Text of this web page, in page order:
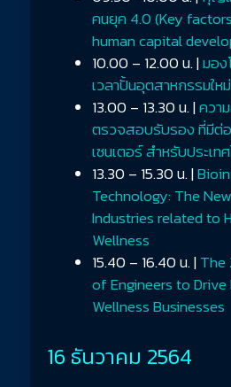
คนยุค 4.0 (Key
human capital
10.00 – 12.00 น. |มอ
เวลาปั้นอุตสาหกรรมให
13.00 – 13.30 น. |ควา
ตรวจสอบรับรอง ที่มีต่
เซนเตอร์ สำหรับประเท
13.30 – 15.30 น. |
Technology: The
Industries related to
Wellness
15.40 – 16.40 น. |The
of Engineers to Drive
Wellness Businesses
16 ธันวาคม 2564